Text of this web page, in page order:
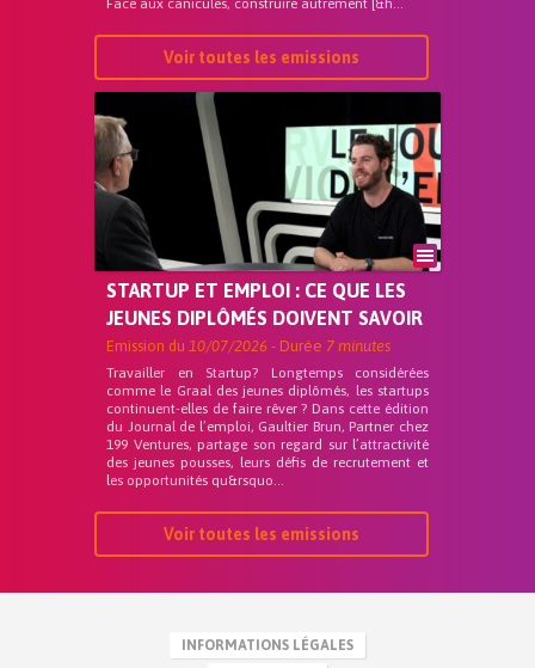
Face aux canicules, construire autrement [&h...
Voir toutes les emissions
STARTUP ET EMPLOI : CE QUE LES
JEUNES DIPLÔMÉS DOIVENT SAVOIR
Emission du 10/07/2026 - Durée 7 minutes
Travailler en Startup? Longtemps considérées
comme le Graal des jeunes diplômés, les startups
continuent-elles de faire rêver ? Dans cette édition
du Journal de l’emploi, Gaultier Brun, Partner chez
199 Ventures, partage son regard sur l’attractivité
des jeunes pousses, leurs défis de recrutement et
les opportunités qu&rsquo...
Voir toutes les emissions
INFORMATIONS LÉGALES